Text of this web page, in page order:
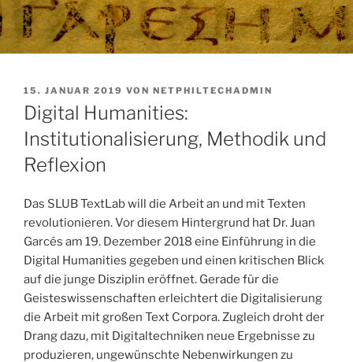
VERÖFFENTLICHT
AM
15. JANUAR 2019 VON NETPHILTECHADMIN
Digital Humanities:
Institutionalisierung, Methodik und
Reflexion
Das SLUB TextLab will die Arbeit an und mit Texten
revolutionieren. Vor diesem Hintergrund hat Dr. Juan
Garcés am 19. Dezember 2018 eine Einführung in die
Digital Humanities gegeben und einen kritischen Blick
auf die junge Disziplin eröffnet. Gerade für die
Geisteswissenschaften erleichtert die Digitalisierung
die Arbeit mit großen Text Corpora. Zugleich droht der
Drang dazu, mit Digitaltechniken neue Ergebnisse zu
produzieren, ungewünschte Nebenwirkungen zu